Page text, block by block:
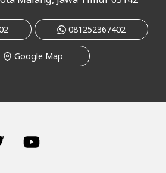
081252367402
Google Map